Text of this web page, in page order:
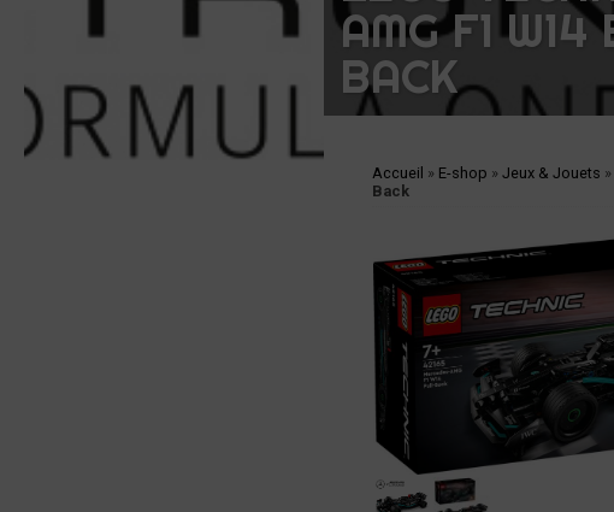
AMG F1
BACK
Accueil » E-shop » Jeux & Jouets »
Back